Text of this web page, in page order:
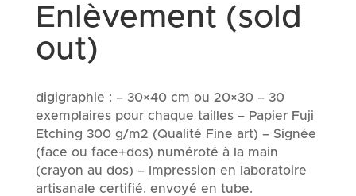
Enlèvement (sold
out)
digigraphie : – 30×40 cm ou 20×30 – 30
exemplaires pour chaque tailles – Papier Fuji
Etching 300 g/m2 (Qualité Fine art) – Signée
(face ou face+dos) numéroté à la main
(crayon au dos) – Impression en laboratoire
artisanale certifié. envoyé en tube.